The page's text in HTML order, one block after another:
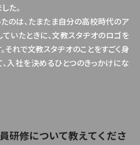
た。
のは、たまたま自分の高校時代のア
いたときに、文教スタヂオのロゴを
それで文教スタヂオのことをすごく身
入社を決めるひとつのきっかけにな
研修について教えてくださ